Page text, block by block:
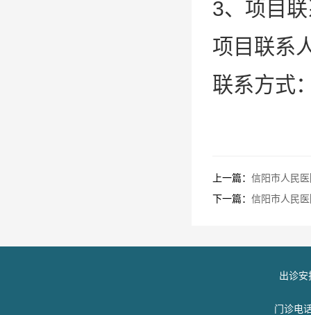
3、项目
项目联系
联系方式
上一篇： 信阳市人民
下一篇： 信阳市人民
出诊安
门诊电